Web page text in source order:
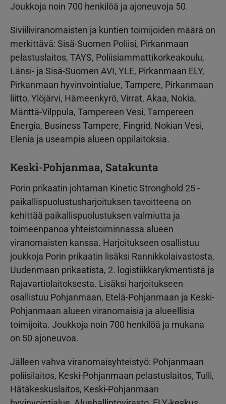
Joukkoja noin 700 henkilöä ja ajoneuvoja 50.
Siviiliviranomaisten ja kuntien toimijoiden määrä on
merkittävä: Sisä-Suomen Poliisi, Pirkanmaan
pelastuslaitos, TAYS, Poliisiammattikorkeakoulu,
Länsi- ja Sisä-Suomen AVI, YLE, Pirkanmaan ELY,
Pirkanmaan hyvinvointialue, Tampere, Pirkanmaan
liitto, Ylöjärvi, Hämeenkyrö, Virrat, Akaa, Nokia,
Mänttä-Vilppula, Tampereen Vesi, Tampereen
Energia, Business Tampere, Fingrid, Nokian Vesi,
Elenia ja useampia alueen oppilaitoksia.
Keski-Pohjanmaa, Satakunta
Porin prikaatin johtaman Kinetic Stronghold 25 -
paikallispuolustusharjoituksen tavoitteena on
kehittää paikallispuolustuksen valmiutta ja
toimeenpanoa yhteistoiminnassa alueen
viranomaisten kanssa. Harjoitukseen osallistuu
joukkoja Porin prikaatin lisäksi Rannikkolaivastosta,
Uudenmaan prikaatista, 2. logistiikkarykmentistä ja
Rajavartiolaitoksesta. Lisäksi harjoitukseen
osallistuu Pohjanmaan, Etelä-Pohjanmaan ja Keski-
Pohjanmaan alueen viranomaisia ja alueellisia
toimijoita. Joukkoja noin 700 henkilöä ja mukana
on 50 ajoneuvoa.
Jälleen vahva viranomaisyhteistyö: Pohjanmaan
poliisilaitos, Keski-Pohjanmaan pelastuslaitos, Tulli,
Hätäkeskuslaitos, Keski-Pohjanmaan